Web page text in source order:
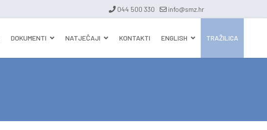
044 500 330 info@smz.hr
DOKUMENTI NATJEČAJI KONTAKTI ENGLISH TRAŽILICA